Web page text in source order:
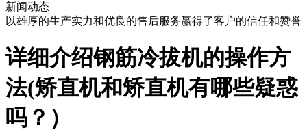
新闻动态
以雄厚的生产实力和优良的售后服务赢得了客户的信任和赞誉
详细介绍钢筋冷拔机的操作方
法(矫直机和矫直机有哪些疑惑
吗？）